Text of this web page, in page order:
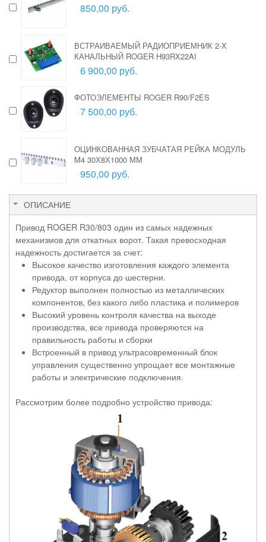
850,00 руб.
ВСТРАИВАЕМЫЙ РАДИОПРИЕМНИК 2-Х
КАНАЛЬНЫЙ ROGER H93RX22AI
6 900,00 руб.
ФОТОЭЛЕМЕНТЫ ROGER R90/F2ES
7 500,00 руб.
ОЦИНКОВАННАЯ ЗУБЧАТАЯ РЕЙКА МОДУЛЬ
M4 30Х8Х1000 ММ
950,00 руб.
ОПИСАНИЕ
Привод ROGER R30/803 один из самых надежных
механизмов для откатных ворот. Такая превосходная
надежность достигается за счет:
Высокое качество изготовления каждого элемента
привода, от корпуса до шестерни.
Редуктор выполнен полностью из металлических
компонентов, без какого либо пластика и полимеров
Высокий уровень контроля качества на выходе
производства, все привода проверяются на
правильность работы и сборки
Встроенный в привод ультрасовременный блок
управления существенно упрощает все монтажные
работы и электрические подключения.
Рассмотрим более подробно устройство привода: